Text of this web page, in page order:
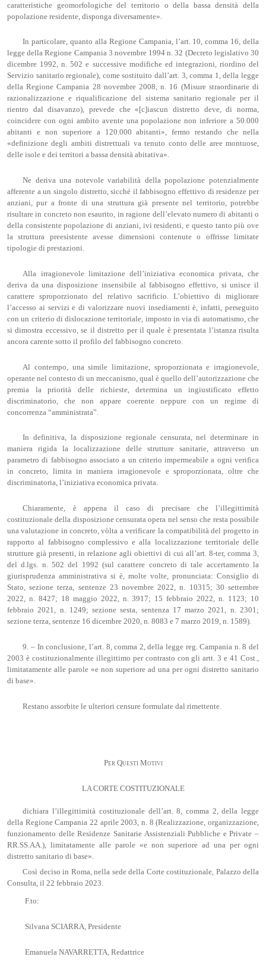
caratteristiche geomorfologiche del territorio o della bassa densità della
popolazione residente, disponga diversamente».
In particolare, quanto alla Regione Campania, l’art. 10, comma 16, della
legge della Regione Campania 3 novembre 1994 n. 32 (Decreto legislativo 30
dicembre 1992, n. 502 e successive modifiche ed integrazioni, riordino del
Servizio sanitario regionale), come sostituito dall’art. 3, comma 1, della legge
della Regione Campania 28 novembre 2008, n. 16 (Misure straordinarie di
razionalizzazione e riqualificazione del sistema sanitario regionale per il
rientro dal disavanzo), prevede che «[c]iascun distretto deve, di norma,
coincidere con ogni ambito avente una popolazione non inferiore a 50.000
abitanti e non superiore a 120.000 abitanti», fermo restando che nella
«definizione degli ambiti distrettuali va tenuto conto delle aree montuose,
delle isole e dei territori a bassa densità abitativa».
Ne deriva una notevole variabilità della popolazione potenzialmente
afferente a un singolo distretto, sicché il fabbisogno effettivo di residenze per
anziani, pur a fronte di una struttura già presente nel territorio, potrebbe
risultare in concreto non esaurito, in ragione dell’elevato numero di abitanti o
della consistente popolazione di anziani, ivi residenti, e questo tanto più ove
la struttura preesistente avesse dimensioni contenute o offrisse limitate
tipologie di prestazioni.
Alla irragionevole limitazione dell’iniziativa economica privata, che
deriva da una disposizione insensibile al fabbisogno effettivo, si unisce il
carattere sproporzionato del relativo sacrificio. L’obiettivo di migliorare
l’accesso ai servizi e di valorizzare nuovi insediamenti è, infatti, perseguito
con un criterio di dislocazione territoriale, imposto in via di automatismo, che
si dimostra eccessivo, se il distretto per il quale è presentata l’istanza risulta
ancora carente sotto il profilo del fabbisogno concreto.
Al contempo, una simile limitazione, sproporzionata e irragionevole,
operante nel contesto di un meccanismo, qual è quello dell’autorizzazione che
premia la priorità delle richieste, determina un ingiustificato effetto
discriminatorio, che non appare coerente neppure con un regime di
concorrenza “amministrata”.
In definitiva, la disposizione regionale censurata, nel determinare in
maniera rigida la localizzazione delle strutture sanitarie, attraverso un
parametro di fabbisogno associato a un criterio impermeabile a ogni verifica
in concreto, limita in maniera irragionevole e sproporzionata, oltre che
discriminatoria, l’iniziativa economica privata.
Chiaramente, è appena il caso di precisare che l’illegittimità
costituzionale della disposizione censurata opera nel senso che resta possibile
una valutazione in concreto, vòlta a verificare la compatibilità del progetto in
rapporto al fabbisogno complessivo e alla localizzazione territoriale delle
strutture già presenti, in relazione agli obiettivi di cui all’art. 8-ter, comma 3,
del d.lgs. n. 502 del 1992 (sul carattere concreto di tale accertamento la
giurisprudenza amministrativa si è, molte volte, pronunciata: Consiglio di
Stato, sezione terza, sentenze 23 novembre 2022, n. 10315; 30 settembre
2022, n. 8427; 18 maggio 2022, n. 3917; 15 febbraio 2022, n. 1123; 10
febbraio 2021, n. 1249; sezione sesta, sentenza 17 marzo 2021, n. 2301;
sezione terza, sentenze 16 dicembre 2020, n. 8083 e 7 marzo 2019, n. 1589).
9. – In conclusione, l’art. 8, comma 2, della legge reg. Campania n. 8 del
2003 è costituzionalmente illegittimo per contrasto con gli artt. 3 e 41 Cost.,
limitatamente alle parole «e non superiore ad una per ogni distretto sanitario
di base».
Restano assorbite le ulteriori censure formulate dal rimettente.
Per Questi Motivi
LA CORTE COSTITUZIONALE
dichiara l’illegittimità costituzionale dell’art. 8, comma 2, della legge
della Regione Campania 22 aprile 2003, n. 8 (Realizzazione, organizzazione,
funzionamento delle Residenze Sanitarie Assistenziali Pubbliche e Private –
RR.SS.AA.), limitatamente alle parole «e non superiore ad una per ogni
distretto sanitario di base».
Così deciso in Roma, nella sede della Corte costituzionale, Palazzo della
Consulta, il 22 febbraio 2023.
F.to:
Silvana SCIARRA, Presidente
Emanuela NAVARRETTA, Redattrice